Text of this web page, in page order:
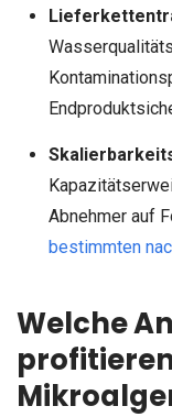
Abnehmer auf
bestimmten
Welche